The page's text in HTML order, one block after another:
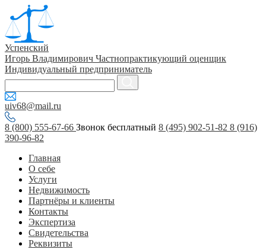
Успенский
Игорь Владимирович Частнопрактикующий оценщик
Индивидуальный предприниматель
uiv68@mail.ru
8 (800) 555-67-66 Звонок бесплатный 8 (495) 902-51-82 8 (916)
390-96-82
Главная
О себе
Услуги
Недвижимость
Партнёры и клиенты
Контакты
Экспертиза
Свидетельства
Реквизиты